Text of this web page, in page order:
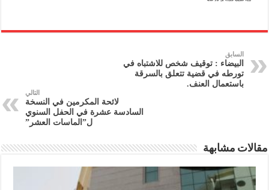
السابق
البيضاء : توقيف شخص للاشتباه في
تورطه في قضية تتعلق بالسرقة
باستعمال العنف.
التالي
لائحة المكرمين في النسخة
السادسة عشرة في الحفل السنوي
ل”الماسات العشر”
مقالات مشابهة